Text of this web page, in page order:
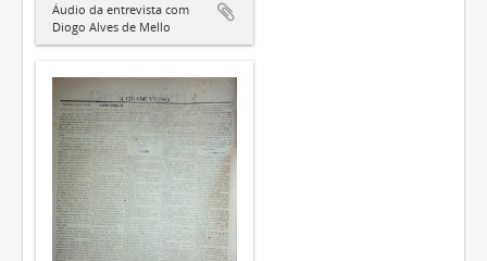
Áudio da entrevista com
Diogo Alves de Mello